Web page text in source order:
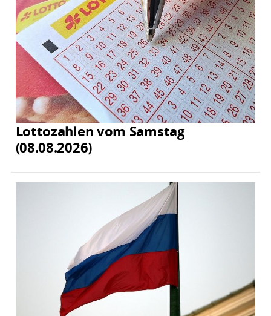
Lottozahlen vom Samstag
(08.08.2026)